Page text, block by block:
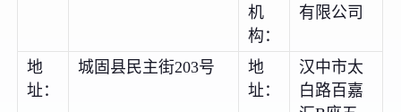
机
构：
有限公司
地
址：
城固县民主街203号
地
址：
汉中市太
白路百嘉